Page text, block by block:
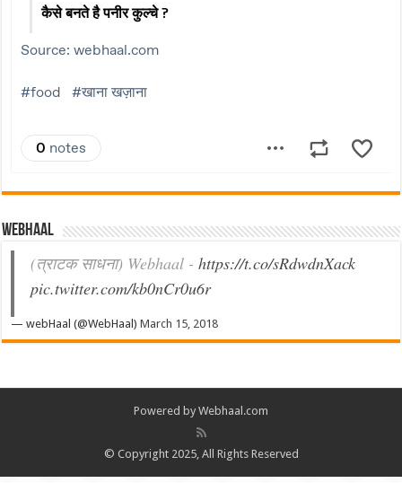
Webhaal
(त्राटक साधना) Webhaal -https://t.co/sRdwdnXack
pic.twitter.com/kb0nCr0u6r
— webHaal (@WebHaal)March 15, 2018
Powered by Webhaal.com
© Copyright 2025, All Rights Reserved